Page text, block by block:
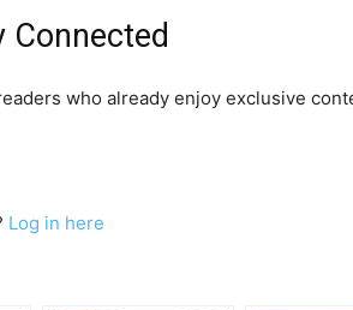
功沟通的关键要点 初创企业中的变革项
同，初创企业处于高风险环境中，敏捷性和
新技术或流程，而是对其发展轨迹产生深
递信息，更是激励、引导并解决所有相关
公司首席执行官Sundar Pichai曾强调，
出，变革远远超越了新系统或流程的实施
Connected
who already enjoy exclusive
Log in here